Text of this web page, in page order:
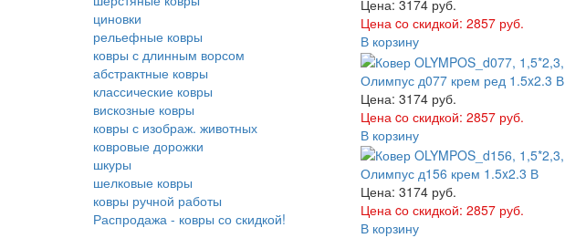
циновки
рельефные ковры
ковры с длинным ворсом
абстрактные ковры
классические ковры
вискозные ковры
ковры с изображ. животных
ковровые дорожки
шкуры
шелковые ковры
ковры ручной работы
Распродажа - ковры со скидкой!
Цена: 3174 руб.
Цена cо скидкой: 2857 руб.
В корзину
Олимпус д077 крем ред 1.5x2.3 В
Цена: 3174 руб.
Цена cо скидкой: 2857 руб.
В корзину
Олимпус д156 крем 1.5x2.3 В
Цена: 3174 руб.
Цена cо скидкой: 2857 руб.
В корзину